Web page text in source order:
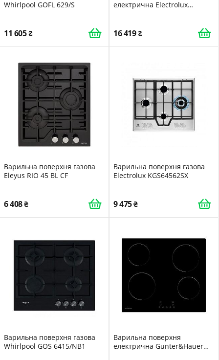
Whirlpool GOFL 629/S
11 605
електрична Electrolux
16 419
Варильна поверхня газова
Eleyus RIO 45 BL CF
6 408
Варильна поверхня газова
Electrolux KGS64562SX
9 475
Варильна поверхня газова
Whirlpool GOS 6415/NB1
Варильна поверхня
електрична Gunter&Hauer